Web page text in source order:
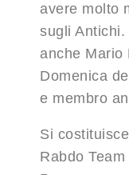
avere molto
sugli
anche Mario
Domenica
e membro
Si
Rabdo